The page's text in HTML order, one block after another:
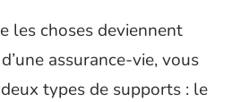
les choses deviennent
assurance-vie, vous
types de supports : le